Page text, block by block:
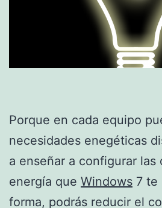
Porque en cada equipo
necesidades enegéticas
a enseñar a configurar las
energía que Windows 7 te
forma, podrás reducir el